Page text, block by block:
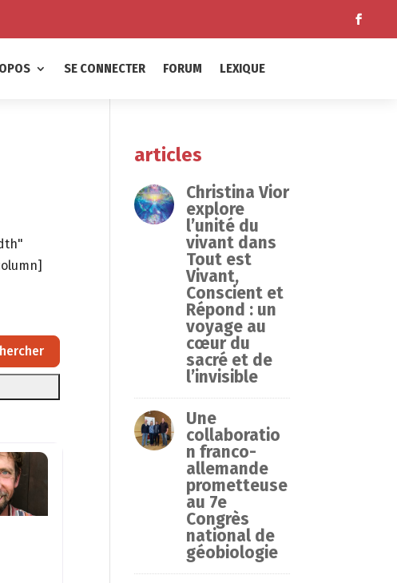
SE CONNECTER FORUM LEXIQUE
Rechercher
articles
Christina Vior
explore
l’unité du
vivant dans
Tout est
Vivant,
Conscient et
Répond : un
voyage au
cœur du
sacré et de
l’invisible
Une
collaboratio
n franco-
allemande
prometteuse
au 7e
Congrès
national de
géobiologie